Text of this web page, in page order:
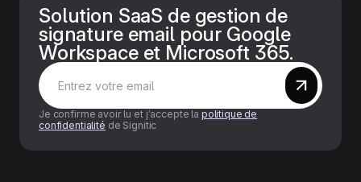
Solution SaaS de gestion de
signature email pour Google
Workspace et Microsoft 365.
Je confirme avoir lu et j’accepte la politique de
confidentialité de Signitic